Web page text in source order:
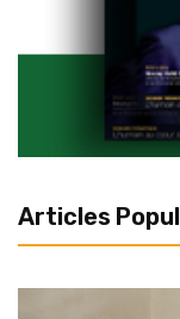
Articles